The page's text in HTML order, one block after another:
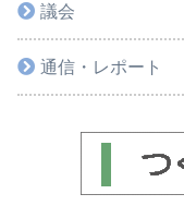
議会
通信・レポート